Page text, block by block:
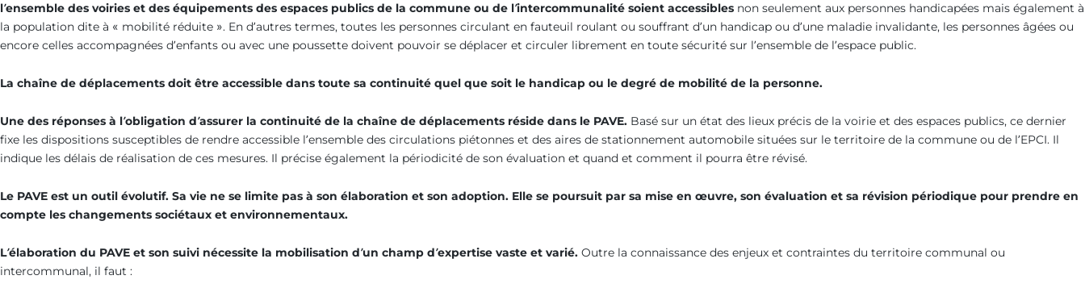
l’ensemble des voiries et des équipements des espaces publics de la commune ou de l’intercommunalité soient accessibles non seulement aux personnes handicapées mais également à
la population dite à « mobilité réduite ». En d’autres termes, toutes les personnes circulant en fauteuil roulant ou souffrant d’un handicap ou d’une maladie invalidante, les personnes âgées ou
encore celles accompagnées d’enfants ou avec une poussette doivent pouvoir se déplacer et circuler librement en toute sécurité sur l’ensemble de l’espace public.
La chaîne de déplacements doit être accessible dans toute sa continuité quel que soit le handicap ou le degré de mobilité de la personne.
Une des réponses à l’obligation d’assurer la continuité de la chaîne de déplacements réside dans le PAVE. Basé sur un état des lieux précis de la voirie et des espaces publics, ce dernier
fixe les dispositions susceptibles de rendre accessible l’ensemble des circulations piétonnes et des aires de stationnement automobile situées sur le territoire de la commune ou de l’EPCI. Il
indique les délais de réalisation de ces mesures. Il précise également la périodicité de son évaluation et quand et comment il pourra être révisé.
Le PAVE est un outil évolutif. Sa vie ne se limite pas à son élaboration et son adoption. Elle se poursuit par sa mise en œuvre, son évaluation et sa révision périodique pour prendre en
compte les changements sociétaux et environnementaux.
L’élaboration du PAVE et son suivi nécessite la mobilisation d’un champ d’expertise vaste et varié. Outre la connaissance des enjeux et contraintes du territoire communal ou
intercommunal, il faut :